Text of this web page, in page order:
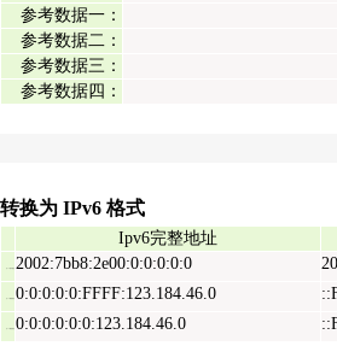
参考数据一：
参考数据二：
参考数据三：
参考数据四：
转换为 IPv6 格式
Ipv6完整地址
2002:7bb8:2e00:0:0:0:0:0
0:0:0:0:0:FFFF:123.184.46.0
0:0:0:0:0:0:123.184.46.0